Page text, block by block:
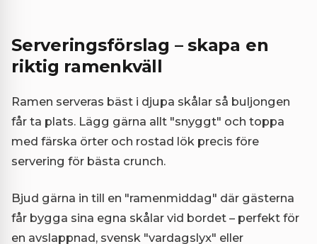
Serveringsförslag – skapa en
riktig ramenkväll
Ramen serveras bäst i djupa skålar så buljongen
får ta plats. Lägg gärna allt "snyggt" och toppa
med färska örter och rostad lök precis före
servering för bästa crunch.
Bjud gärna in till en "ramenmiddag" där gästerna
får bygga sina egna skålar vid bordet – perfekt för
en avslappnad, svensk "vardagslyx" eller